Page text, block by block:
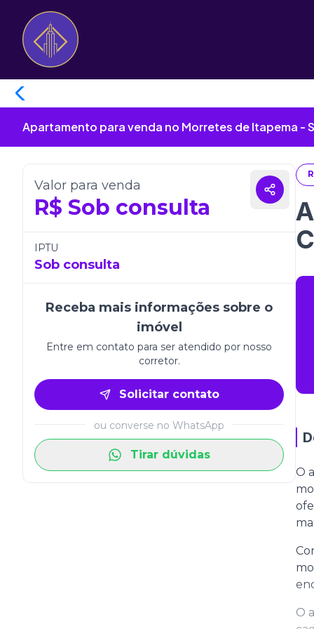
Apartamento para venda no Morretes de Itapema -
Valor para venda
R$ Sob consulta
IPTU
Sob consulta
Receba mais informações sobre o
imóvel
Entre em contato para ser atendido por nosso
corretor.
Solicitar contato
ou converse no WhatsApp
Tirar dúvidas
O
O